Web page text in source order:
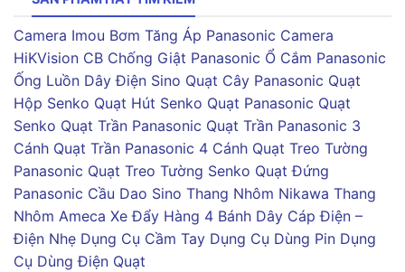
Camera Imou Bơm Tăng Áp Panasonic Camera
HiKVision CB Chống Giật Panasonic Ổ Cắm Panasonic
Ống Luồn Dây Điện Sino Quạt Cây Panasonic Quạt
Hộp Senko Quạt Hút Senko Quạt Panasonic Quạt
Senko Quạt Trần Panasonic Quạt Trần Panasonic 3
Cánh Quạt Trần Panasonic 4 Cánh Quạt Treo Tường
Panasonic Quạt Treo Tường Senko Quạt Đứng
Panasonic Cầu Dao Sino Thang Nhôm Nikawa Thang
Nhôm Ameca Xe Đẩy Hàng 4 Bánh Dây Cáp Điện –
Điện Nhẹ Dụng Cụ Cầm Tay Dụng Cụ Dùng Pin Dụng
Cụ Dùng Điện Quạt